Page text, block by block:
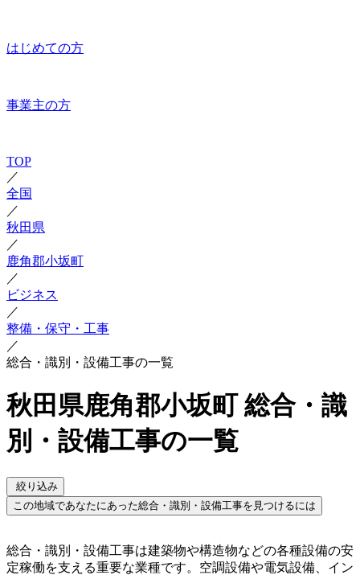
はじめての方
事業主の方
TOP
／
全国
／
秋田県
／
鹿角郡小坂町
／
ビジネス
／
整備・保守・工事
／
総合・識別・設備工事の一覧
秋田県鹿角郡小坂町 総合・識
別・設備工事の一覧
絞り込み
この地域であなたにあった総合・識別・設備工事を見つけるには
総合・識別・設備工事は建築物や構造物などの各種設備の安
定稼働を支える重要な業種です。空調設備や電気設備、イン